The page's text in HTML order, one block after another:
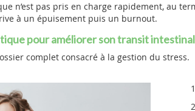
n’est pas pris en charge rapidement, au
à un épuisement puis un burnout.
pour améliorer son transit intestinal
complet consacré à la gestion du stress.